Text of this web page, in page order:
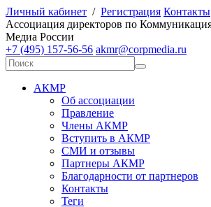
Личный кабинет / Регистрация Контакты
Ассоциация директоров по К
Медиа России
+7 (495) 157-56-56 akmr@corpmedia.ru
АКМР
Об ассоциации
Правление
Члены АКМР
Вступить в АКМР
СМИ и отзывы
Партнеры АКМР
Благодарности от партнеров
Контакты
Теги